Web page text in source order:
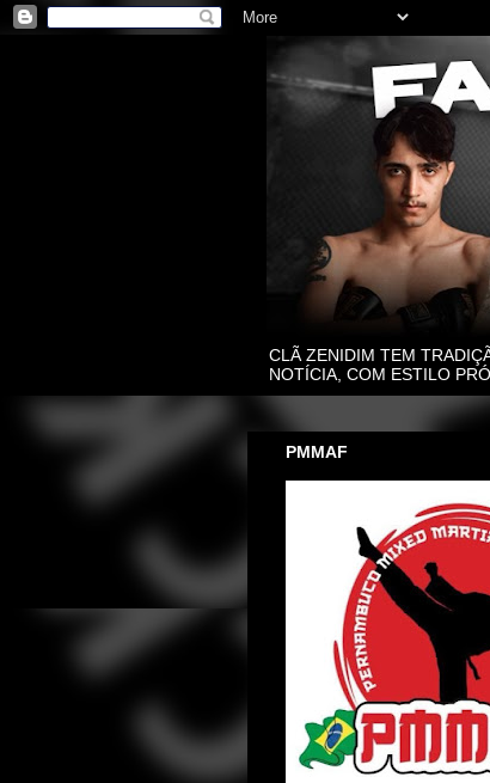
CLÃ ZENIDIM TEM
NOTÍCIA, COM ESTILO
PMMAF